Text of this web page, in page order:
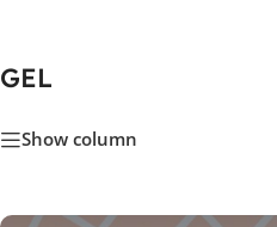
GEL
Show column